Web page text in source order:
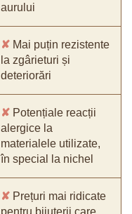
aurului
✘ Mai puțin rezistente
la zgârieturi și
deteriorări
✘ Potențiale reacții
alergice la
materialele utilizate,
în special la nichel
✘ Prețuri mai ridicate